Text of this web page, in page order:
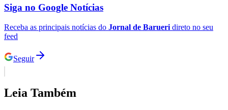
entre outras temáticas. A Biblioteca está recebendo material do
público para formar o acervo.rnrnPrepare o seu fanzine e outras
artes alternativas de cultura independente para fazer parte do acervo
da Fanzinoteka. Os interessados podem levar pessoalmente duas
cópias dos fanzines, ou enviar o material via Correios, para a
Biblioteca Max Zendron, que está localizada na Rua Rio Grande do
Sul, 234, Vila Boa Vista, Barueri, CEP: 06411-060. Para mais
informações, o telefone é (11) 4198-0229.rnrnNo dia 13 de abril
acontecerá na Max Zendron a “Fanzinada” - encontro de
fanzineiros que tem como objetivo divulgar o trabalho dos
participantes, conhecer novas pessoas e trocar ideias, além de ter